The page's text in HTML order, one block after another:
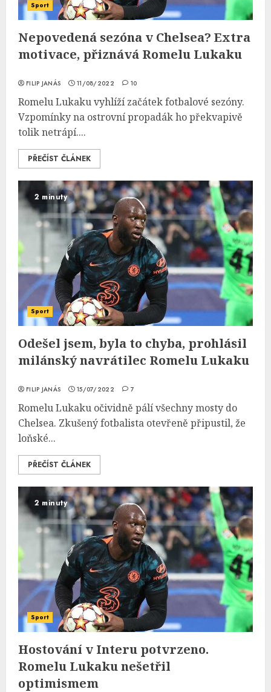
Sport
Nepovedená sezóna v Chelsea? Extra
motivace, přiznává Romelu Lukaku
FILIP JANÁS 11/08/2022 10
Romelu Lukaku vyhlíží začátek fotbalové sezóny.
Vzpomínky na ostrovní propadák ho překvapivě
tolik netrápí....
PŘEČÍST ČLÁNEK
2 minuty
Sport
Odešel jsem, byla to chyba, prohlásil
milánský navrátilec Romelu Lukaku
FILIP JANÁS 15/07/2022 7
Romelu Lukaku očividně pálí všechny mosty do
Chelsea. Zkušený fotbalista otevřeně připustil, že
loňské...
PŘEČÍST ČLÁNEK
2 minuty
Sport
Hostování v Interu potvrzeno.
Romelu Lukaku nešetřil
optimismem